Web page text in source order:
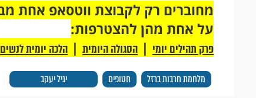
מלחמת חרבות ברזל חטופים יגיל יעקב
על אחת מהן להצטרפות:
פרק תהילים יומי | הסגולה היומית | הלכה יומית לנשים